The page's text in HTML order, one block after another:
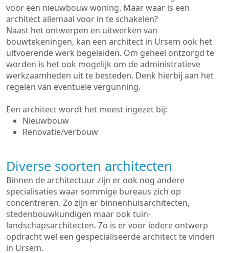
voor een nieuwbouw woning. Maar waar is een
architect allemaal voor in te schakelen?
Naast het ontwerpen en uitwerken van
bouwtekeningen, kan een architect in Ursem ook het
uitvoerende werk begeleiden. Om geheel ontzorgd te
worden is het ook mogelijk om de administratieve
werkzaamheden uit te besteden. Denk hierbij aan het
regelen van eventuele vergunning.
Een architect wordt het meest ingezet bij:
Nieuwbouw
Renovatie/verbouw
Diverse soorten architecten
Binnen de architectuur zijn er ook nog andere
specialisaties waar sommige bureaus zich op
concentreren. Zo zijn er binnenhuisarchitecten,
stedenbouwkundigen maar ook tuin-
landschapsarchitecten. Zo is er voor iedere ontwerp
opdracht wel een gespecialiseerde architect te vinden
in Ursem.